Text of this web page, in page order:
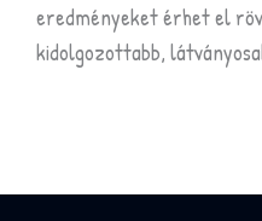
eredményeket érhet el
kidolgozottabb,